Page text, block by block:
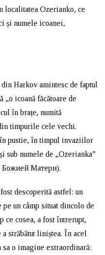
localitatea Ozerianko, ce
și numele icoanei,
Harkov amintesc de faptul
„o icoană făcătoare de
în brațe, numită
timpurile cele vechi.
în pustie, în timpul invaziilor
sub numele de „Ozerianka”
Божией Матери).
descoperită astfel: un
pe un câmp situat dincolo de
ce cosea, a fost întrerupt,
a străbătut liniștea. În acel
sa o imagine extraordinară: